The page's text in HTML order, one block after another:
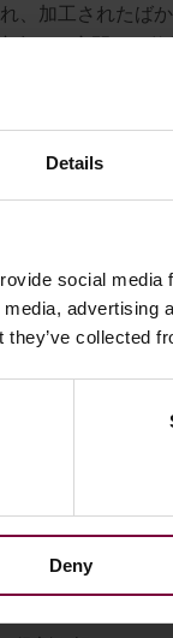
Details
social
advertising
collected
Deny
、加工されたば
食から密閉し、
ショナルな結果
段階的に解説
は、精度と使いや
旋盤とは異な
途性で真価を発揮
わずか1分で完全
ティングパスを
に関係なくホイ
単相電源で動作す